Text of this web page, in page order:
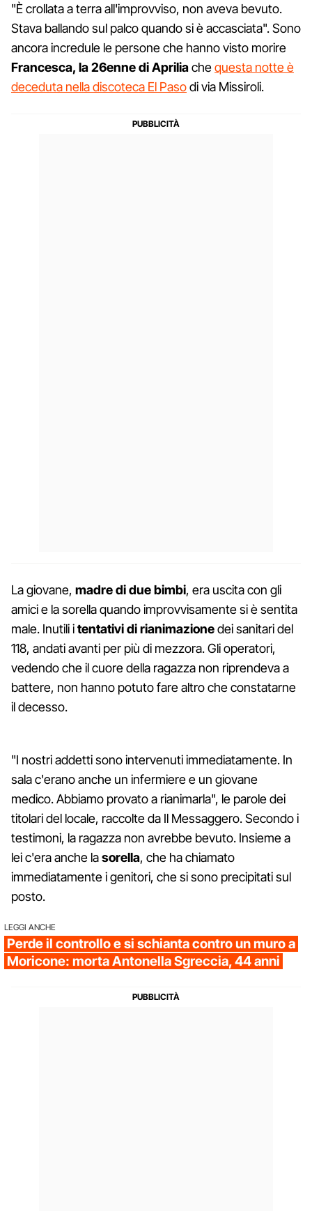
"È crollata a terra all'improvviso, non aveva bevuto.
Stava ballando sul palco quando si è accasciata". Sono
ancora incredule le persone che hanno visto morire
Francesca, la 26enne di Apriliachequesta notte è
deceduta nella discoteca El Pasodi via Missiroli.
La giovane, madre di due bimbi, era uscita con gli
amici e la sorella quando improvvisamente si è sentita
male. Inutili itentativi di rianimazionedei sanitari del
118, andati avanti per più di mezzora. Gli operatori,
vedendo che il cuore della ragazza non riprendeva a
battere, non hanno potuto fare altro che constatarne
il decesso.
"I nostri addetti sono intervenuti immediatamente. In
sala c'erano anche un infermiere e un giovane
medico. Abbiamo provato a rianimarla", le parole dei
titolari del locale, raccolte da Il Messaggero. Secondo i
testimoni, la ragazza non avrebbe bevuto. Insieme a
lei c'era anche lasorella, che ha chiamato
immediatamente i genitori, che si sono precipitati sul
posto.
LEGGI ANCHE
Perde il controllo e si schianta contro un muro a
Moricone: morta Antonella Sgreccia, 44 anni